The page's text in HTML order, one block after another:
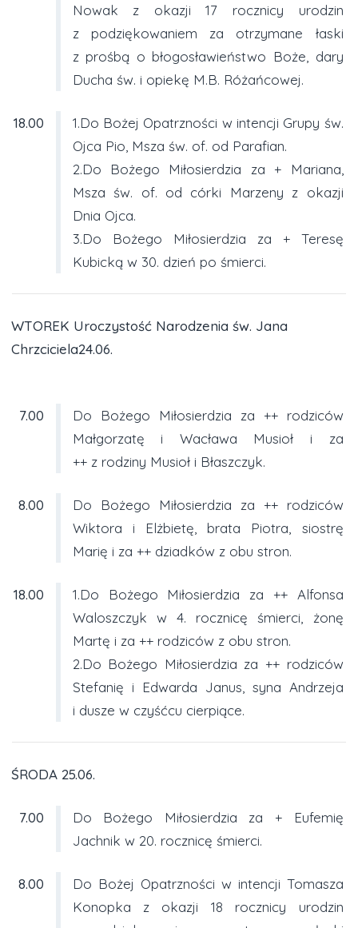
Nowak z okazji 17 rocznicy urodzin
z podziękowaniem za otrzymane łaski
z prośbą o błogosławieństwo Boże, dary
Ducha św. i opiekę M.B. Różańcowej.
18.00
1.Do Bożej Opatrzności w intencji Grupy św.
Ojca Pio, Msza św. of. od Parafian.
2.Do Bożego Miłosierdzia za + Mariana,
Msza św. of. od córki Marzeny z okazji
Dnia Ojca.
3.Do Bożego Miłosierdzia za + Teresę
Kubicką w 30. dzień po śmierci.
WTOREK Uroczystość Narodzenia św. Jana
Chrzciciela24.06.
7.00
Do Bożego Miłosierdzia za ++ rodziców
Małgorzatę i Wacława Musioł i za
++ z rodziny Musioł i Błaszczyk.
8.00
Do Bożego Miłosierdzia za ++ rodziców
Wiktora i Elżbietę, brata Piotra, siostrę
Marię i za ++ dziadków z obu stron.
18.00
1.Do Bożego Miłosierdzia za ++ Alfonsa
Waloszczyk w 4. rocznicę śmierci, żonę
Martę i za ++ rodziców z obu stron.
2.Do Bożego Miłosierdzia za ++ rodziców
Stefanię i Edwarda Janus, syna Andrzeja
i dusze w czyśćcu cierpiące.
ŚRODA 25.06.
7.00
Do Bożego Miłosierdzia za + Eufemię
Jachnik w 20. rocznicę śmierci.
8.00
Do Bożej Opatrzności w intencji Tomasza
Konopka z okazji 18 rocznicy urodzin